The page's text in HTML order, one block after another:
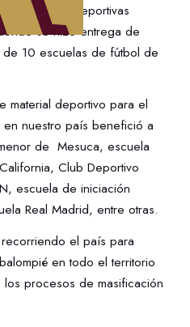
deportivas
se hizo entrega de
de 10 escuelas de fútbol de
material deportivo para el
nuestro país benefició a
de Mesuca, escuela
Club Deportivo
escuela de iniciación
Real Madrid, entre otras.
el país para
en todo el territorio
procesos de masificación